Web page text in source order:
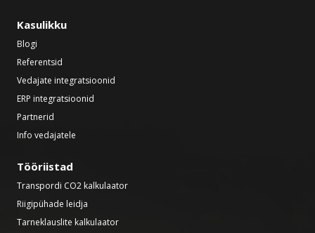
Kasulikku
Blogi
Referentsid
Vedajate integratsioonid
ERP integratsioonid
Partnerid
Info vedajatele
Tööriistad
Transpordi CO2 kalkulaator
Riigipühade leidja
Tarneklauslite kalkulaator